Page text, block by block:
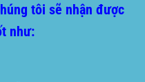
tôi sẽ nhận được
như: